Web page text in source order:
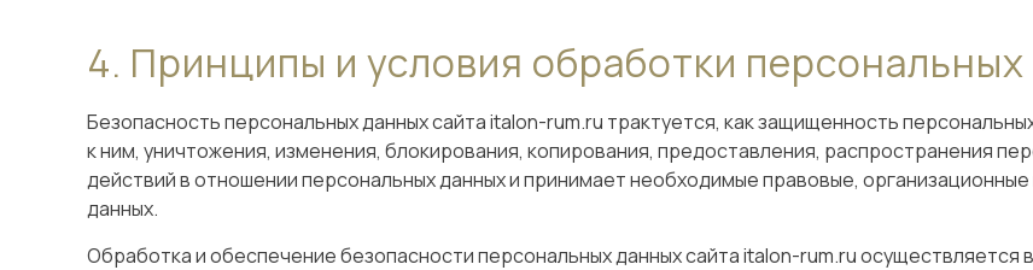
Принципы и условия обработки
Безопасность персональных данных сайта italon-rum.ru трактуется, как защищенность
к ним, уничтожения, изменения, блокирования, копирования, предоставления, распространения
действий в отношении персональных данных и принимает необходимые правовые,
данных.
Обработка и обеспечение безопасности персональных данных сайта italon-rum.ru осуществляется